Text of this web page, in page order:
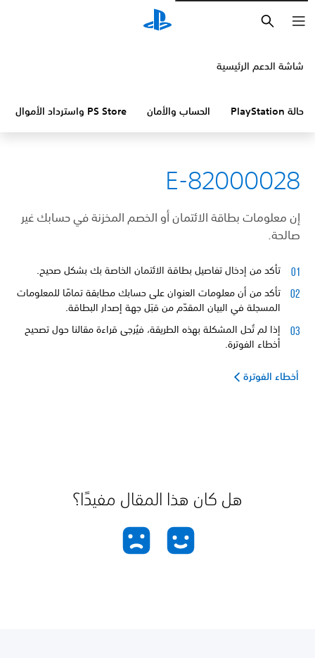
شاشة الدعم الرئيسية
حالة PlayStation الحساب والأمان PS Store واسترداد الأموال
E-82000028
إن معلومات بطاقة الائتمان أو الخصم المخزنة في حسابك غير
صالحة.
تأكد من إدخال تفاصيل بطاقة الائتمان الخاصة بك بشكل صحيح.
تأكد من أن معلومات العنوان على حسابك مطابقة تمامًا للمعلومات
المسجلة في البيان المقدّم من قبَل جهة إصدار البطاقة.
إذا لم تُحل المشكلة بهذه الطريقة، فيُرجى قراءة مقالنا حول تصحيح
أخطاء الفوترة.
أخطاء الفوترة
هل كان هذا المقال مفيدًا؟